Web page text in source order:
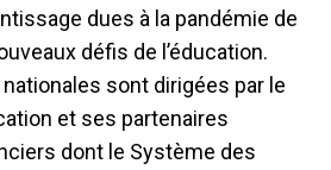
dues à la pandémie de
défis de l’éducation.
sont dirigées par le
et ses partenaires
dont le Système des